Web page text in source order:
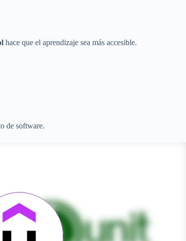
hace que el aprendizaje sea más accesible.
de software.